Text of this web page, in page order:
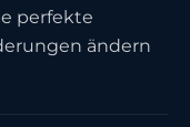
perfekte
ändern